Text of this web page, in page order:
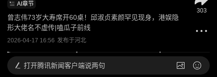
AI章节
曾志伟73岁大寿席开60桌！邱淑贞素颜罕见现身，港娱隐
形大佬名不虚传|嗑瓜子前线
2026-04-17 16:56 发布于河北
303
打开腾讯新闻客户端说两句